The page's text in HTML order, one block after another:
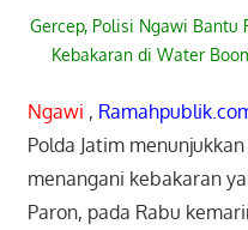
Gercep, Polisi Ngawi Bantu
Kebakaran di Water
Ngawi ,
Polda Jatim
menangani kebakaran
Paron, pada Rabu